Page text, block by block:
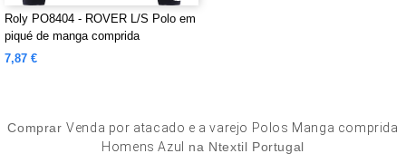
Roly PO8404 - ROVER L/S Polo em
piqué de manga comprida
7,87 €
ComprarVenda por atacado e a varejo Polos Manga comprida
Homens Azul
na Ntextil Portugal